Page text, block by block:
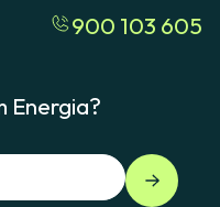
900 103 605
Energia?